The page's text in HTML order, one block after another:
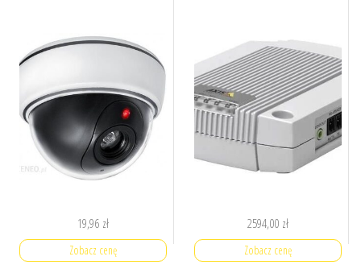
19,96 zł
Zobacz cenę
2594,00 zł
Zobacz cenę